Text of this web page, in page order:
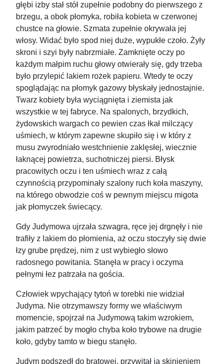
głębi izby stał stół zupełnie podobny do pierwszego z
brzegu, a obok płomyka, robiła kobieta w czerwonej
chustce na głowie. Szmata zupełnie okrywała jej
włosy. Widać było spod niej duże, wypukłe czoło. Żyły
skroni i szyi były nabrzmiałe. Zamknięte oczy po
każdym małpim ruchu głowy otwierały się, gdy trzeba
było przylepić lakiem rożek papieru. Wtedy te oczy
spoglądając na płomyk gazowy błyskały jednostajnie.
Twarz kobiety była wyciągnięta i ziemista jak
wszystkie w tej fabryce. Na spalonych, brzydkich,
żydowskich wargach co pewien czas łkał milczący
uśmiech, w którym zapewne skupiło się i w który z
musu zwyrodniało westchnienie zaklęsłej, wiecznie
łaknącej powietrza, suchotniczej piersi. Błysk
pracowitych oczu i ten uśmiech wraz z całą
czynnością przypominały szalony ruch koła maszyny,
na którego obwodzie coś w pewnym miejscu migota
jak płomyczek świecący.
Gdy Judymowa ujrzała szwagra, ręce jej drgnęły i nie
trafiły z lakiem do płomienia, aż oczu stoczyły się dwie
łzy grube prędzej, nim z ust wybiegło słowo
radosnego powitania. Stanęła w pracy i oczyma
pełnymi łez patrzała na gościa.
Człowiek wpychający tytoń w torebki nie widział
Judyma. Nie otrzymawszy formy we właściwym
momencie, spojrzał na Judymową takim wzrokiem,
jakim patrzeć by mogło chyba koło trybowe na drugie
koło, gdyby tamto w biegu stanęło.
Judym podszedł do bratowej, przywitał ją skinieniem